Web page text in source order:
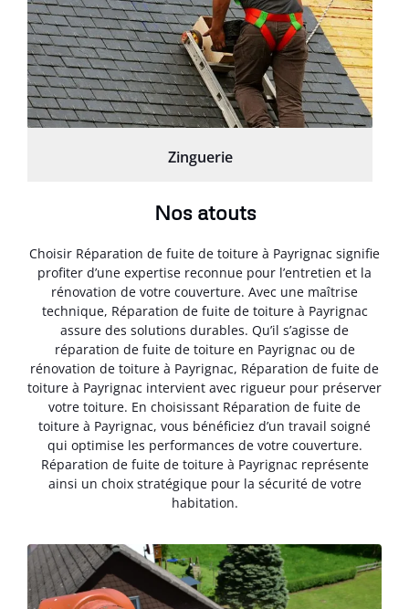
Zinguerie
Nos atouts
Choisir Réparation de fuite de toiture à Payrignac signifie
profiter d’une expertise reconnue pour l’entretien et la
rénovation de votre couverture. Avec une maîtrise
technique, Réparation de fuite de toiture à Payrignac
assure des solutions durables. Qu’il s’agisse de
réparation de fuite de toiture en Payrignac ou de
rénovation de toiture à Payrignac, Réparation de fuite de
toiture à Payrignac intervient avec rigueur pour préserver
votre toiture. En choisissant Réparation de fuite de
toiture à Payrignac, vous bénéficiez d’un travail soigné
qui optimise les performances de votre couverture.
Réparation de fuite de toiture à Payrignac représente
ainsi un choix stratégique pour la sécurité de votre
habitation.